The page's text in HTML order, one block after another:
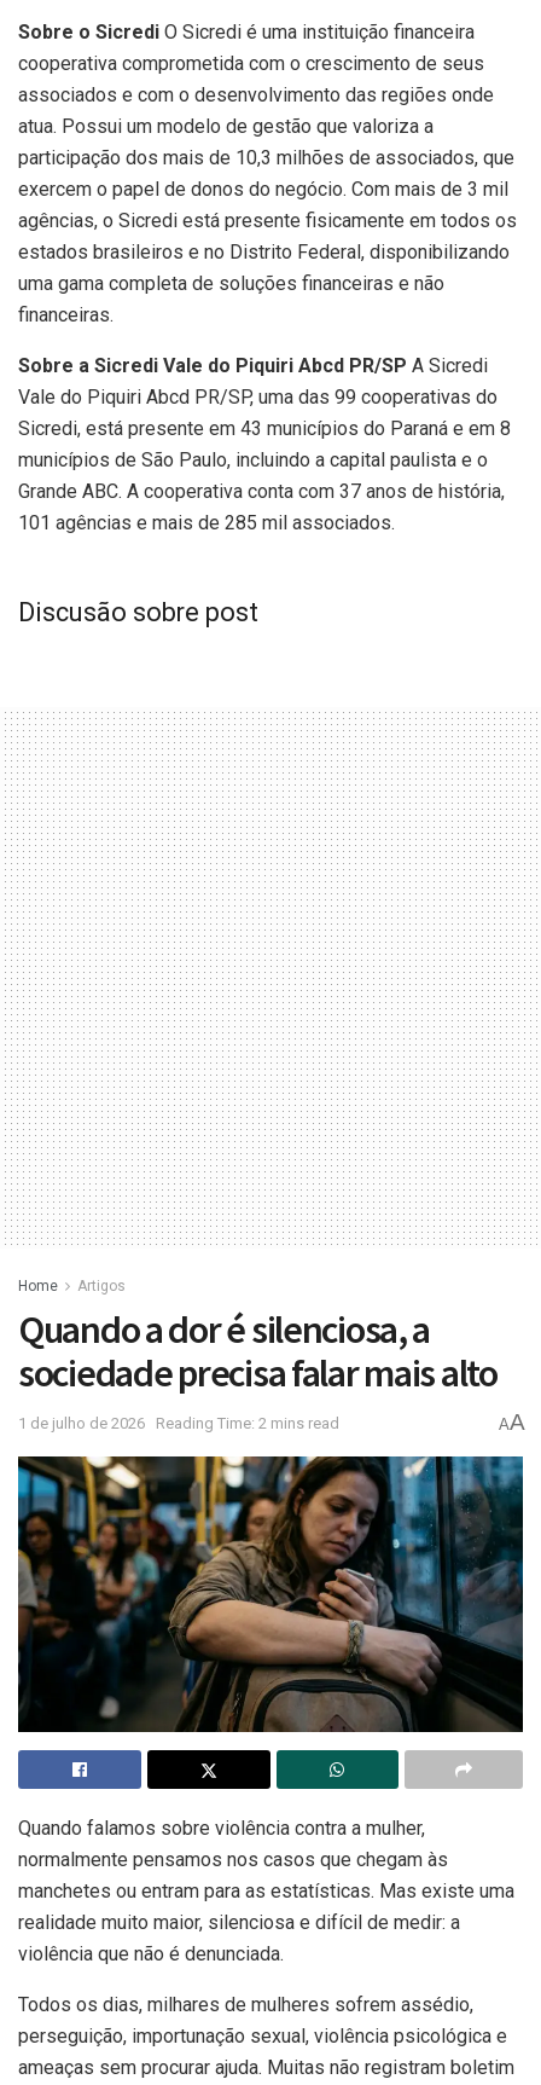
Sobre o Sicredi O Sicredi é uma instituição financeira
cooperativa comprometida com o crescimento de seus
associados e com o desenvolvimento das regiões onde
atua. Possui um modelo de gestão que valoriza a
participação dos mais de 10,3 milhões de associados, que
exercem o papel de donos do negócio. Com mais de 3 mil
agências, o Sicredi está presente fisicamente em todos os
estados brasileiros e no Distrito Federal, disponibilizando
uma gama completa de soluções financeiras e não
financeiras.
Sobre a Sicredi Vale do Piquiri Abcd PR/SP A Sicredi
Vale do Piquiri Abcd PR/SP, uma das 99 cooperativas do
Sicredi, está presente em 43 municípios do Paraná e em 8
municípios de São Paulo, incluindo a capital paulista e o
Grande ABC. A cooperativa conta com 37 anos de história,
101 agências e mais de 285 mil associados.
Discusão sobre post
Home Artigos
Quando a dor é silenciosa, a
sociedade precisa falar mais alto
1 de julho de 2026 Reading Time: 2 mins read AA
Quando falamos sobre violência contra a mulher,
normalmente pensamos nos casos que chegam às
manchetes ou entram para as estatísticas. Mas existe uma
realidade muito maior, silenciosa e difícil de medir: a
violência que não é denunciada.
Todos os dias, milhares de mulheres sofrem assédio,
perseguição, importunação sexual, violência psicológica e
ameaças sem procurar ajuda. Muitas não registram boletim